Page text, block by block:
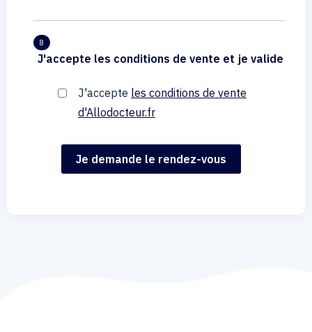
8
J'accepte les conditions de vente et je valide
J'accepte les conditions de vente
d'Allodocteur.fr